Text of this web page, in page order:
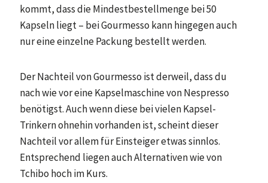
kommt, dass die Mindestbestellmenge bei 50
Kapseln liegt – bei Gourmesso kann hingegen auch
nur eine einzelne Packung bestellt werden.
Der Nachteil von Gourmesso ist derweil, dass du
nach wie vor eine Kapselmaschine von Nespresso
benötigst. Auch wenn diese bei vielen Kapsel-
Trinkern ohnehin vorhanden ist, scheint dieser
Nachteil vor allem für Einsteiger etwas sinnlos.
Entsprechend liegen auch Alternativen wie von
Tchibo hoch im Kurs.